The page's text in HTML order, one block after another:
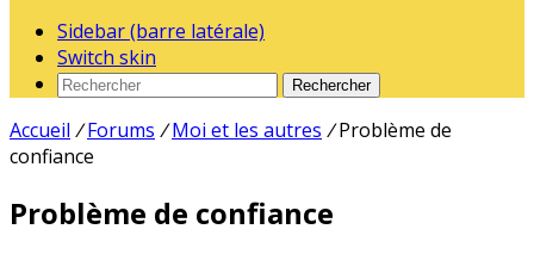
Sidebar (barre latérale)
Switch skin
Rechercher
Accueil / Forums / Moi et les autres / Problème de
confiance
Problème de confiance